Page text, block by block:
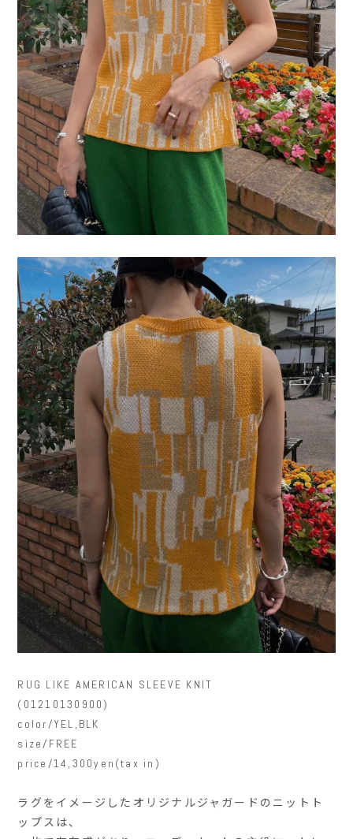
RUG LIKE AMERICAN SLEEVE KNIT
(01210130900)
color/YEL,BLK
size/FREE
price/14,300yen(tax in)
ラグをイメージしたオリジナルジャガードのニットト
ップスは、